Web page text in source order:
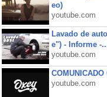
eo)
youtube.com
Lavado de
e") - Informe -
youtube.com
COMUNICADO
youtube.com